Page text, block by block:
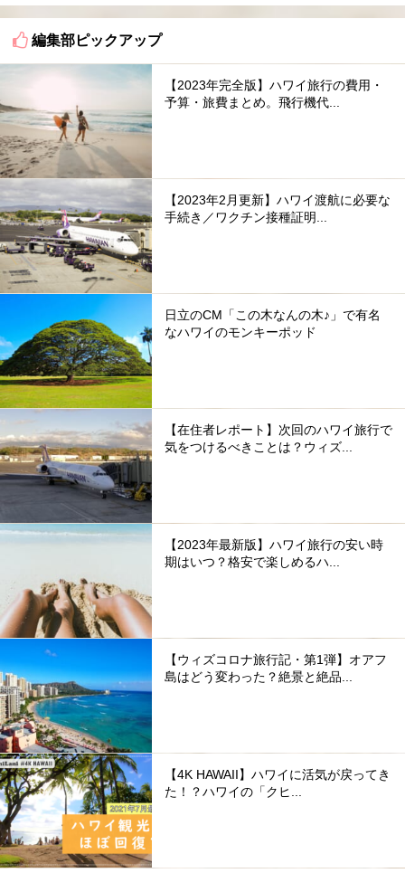
編集部ピックアップ
【2023年完全版】ハワイ旅行の費用・
予算・旅費まとめ。飛行機代...
【2023年2月更新】ハワイ渡航に必要な
手続き／ワクチン接種証明...
日立のCM「この木なんの木♪」で有名
なハワイのモンキーポッド
【在住者レポート】次回のハワイ旅行で
気をつけるべきことは？ウィズ...
【2023年最新版】ハワイ旅行の安い時
期はいつ？格安で楽しめるハ...
【ウィズコロナ旅行記・第1弾】オアフ
島はどう変わった？絶景と絶品...
【4K HAWAII】ハワイに活気が戻ってき
た！？ハワイの「クヒ...